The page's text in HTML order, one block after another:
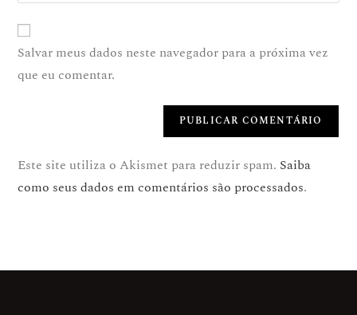
Salvar meus dados neste navegador para a próxima vez
que eu comentar.
Este site utiliza o Akismet para reduzir spam. Saiba
como seus dados em comentários são processados.